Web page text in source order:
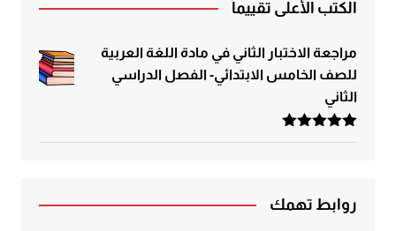
الكتب الأعلى تقييماً
مراجعة الاختبار الثاني في مادة اللغة العربية
للصف الخامس الابتدائي- الفصل الدراسي
الثاني
تم التقييم
روابط تهمك